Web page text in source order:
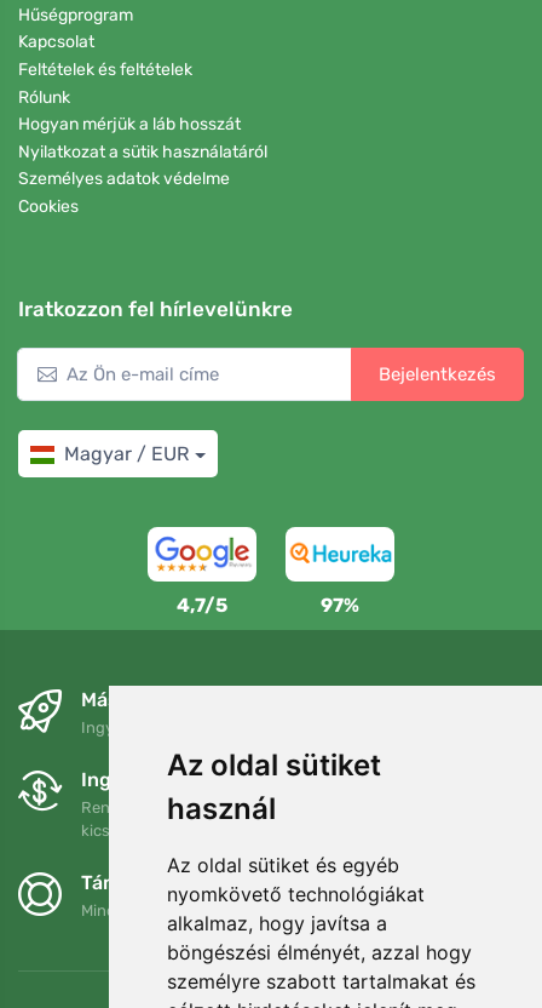
Az oldal sütiket
használ
Az oldal sütiket és egyéb
nyomkövető technológiákat
alkalmaz, hogy javítsa a
böngészési élményét, azzal hogy
személyre szabott tartalmakat és
Hűségprogram
Kapcsolat
Feltételek és feltételek
Rólunk
Hogyan mérjük a láb hosszát
Nyilatkozat a sütik használatáról
Személyes adatok védelme
Cookies
Iratkozzon fel hírlevelünkre
Bejelentkezés
Magyar / EUR
4,7/5 97%
Másnapra és ingyenesen
Ingyenes szállítás a következő összeg felett: 80 EUR
Ingyenes csere és visszaküldés
Rendelését 90 napon belül bármikor visszaküldheti vagy
kicserélheti.
Támogatjuk a Trees.org-ot
Minden megrendelésért ültetünk egy fát! Bővebben